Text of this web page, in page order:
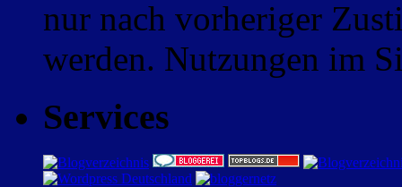
nur nach vorheriger
werden. Nutzungen im
Services